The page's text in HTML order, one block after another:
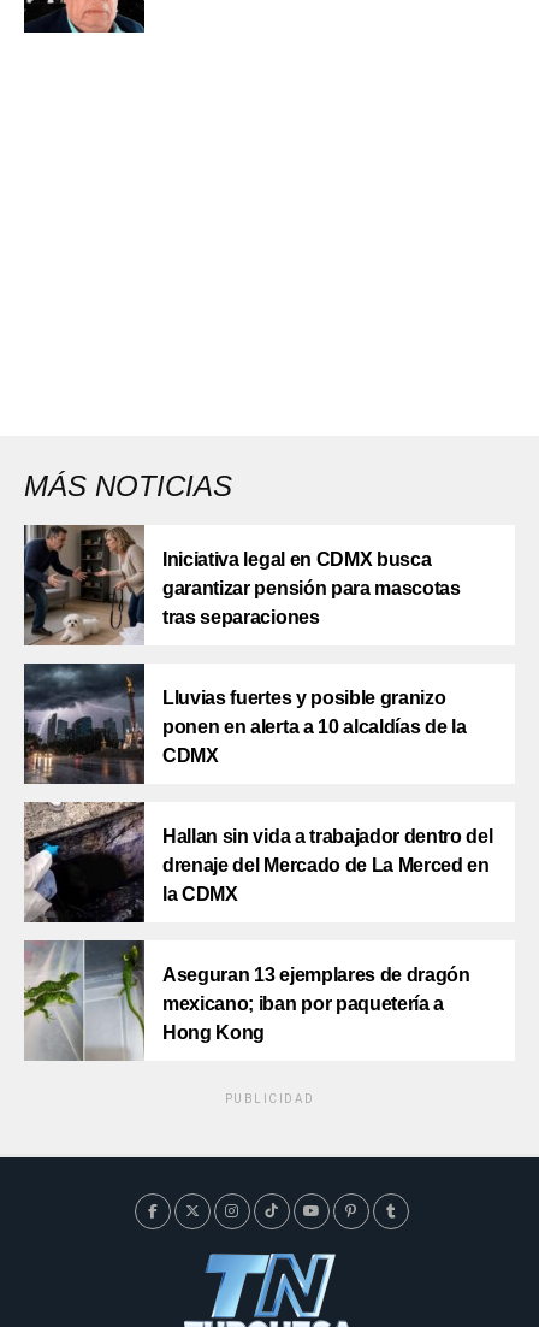
MÁS NOTICIAS
Iniciativa legal en CDMX busca
garantizar pensión para mascotas
tras separaciones
Lluvias fuertes y posible granizo
ponen en alerta a 10 alcaldías de la
CDMX
Hallan sin vida a trabajador dentro del
drenaje del Mercado de La Merced en
la CDMX
Aseguran 13 ejemplares de dragón
mexicano; iban por paquetería a
Hong Kong
PUBLICIDAD